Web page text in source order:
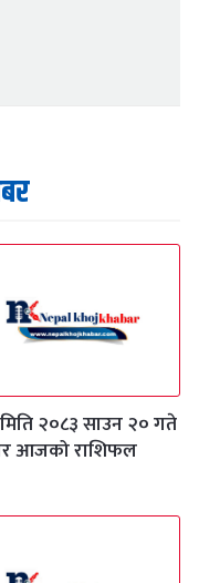
२०८३ साउन २० गते
आजको राशिफल